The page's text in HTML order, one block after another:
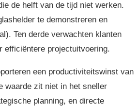
de helft van de tijd niet werken.
te demonstreren en
Ten derde verwachten klanten
efficiëntere projectuitvoering.
een productiviteitswinst van
waarde zit niet in het sneller
planning, en directe